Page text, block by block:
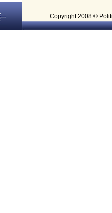
Copyright 2008 ©